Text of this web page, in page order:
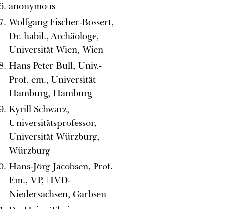
anonymous
Wolfgang Fischer-Bossert,
Dr. habil., Archäologe,
Universität Wien, Wien
Hans Peter Bull, Univ.-
Prof. em., Universität
Hamburg, Hamburg
Kyrill Schwarz,
Universitätsprofessor,
Universität Würzburg,
Würzburg
Hans-Jörg Jacobsen, Prof.
Em., VP, HVD-
Niedersachsen, Garbsen